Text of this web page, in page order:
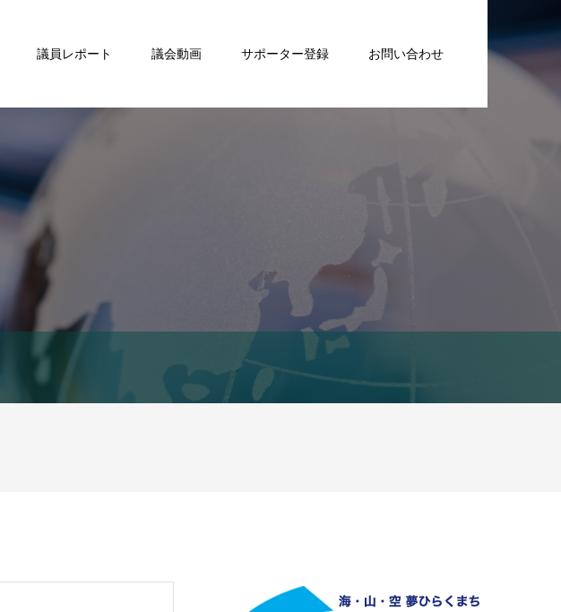
議員レポート 議会動画 サポーター登録 お問い合わせ